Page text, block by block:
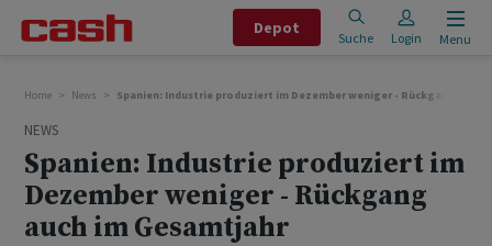
Depot
Suche Login Menu
Home News Spanien: Industrie produziert im Dezember weniger - Rückgang auch
NEWS
Spanien: Industrie produziert im
Dezember weniger - Rückgang
auch im Gesamtjahr